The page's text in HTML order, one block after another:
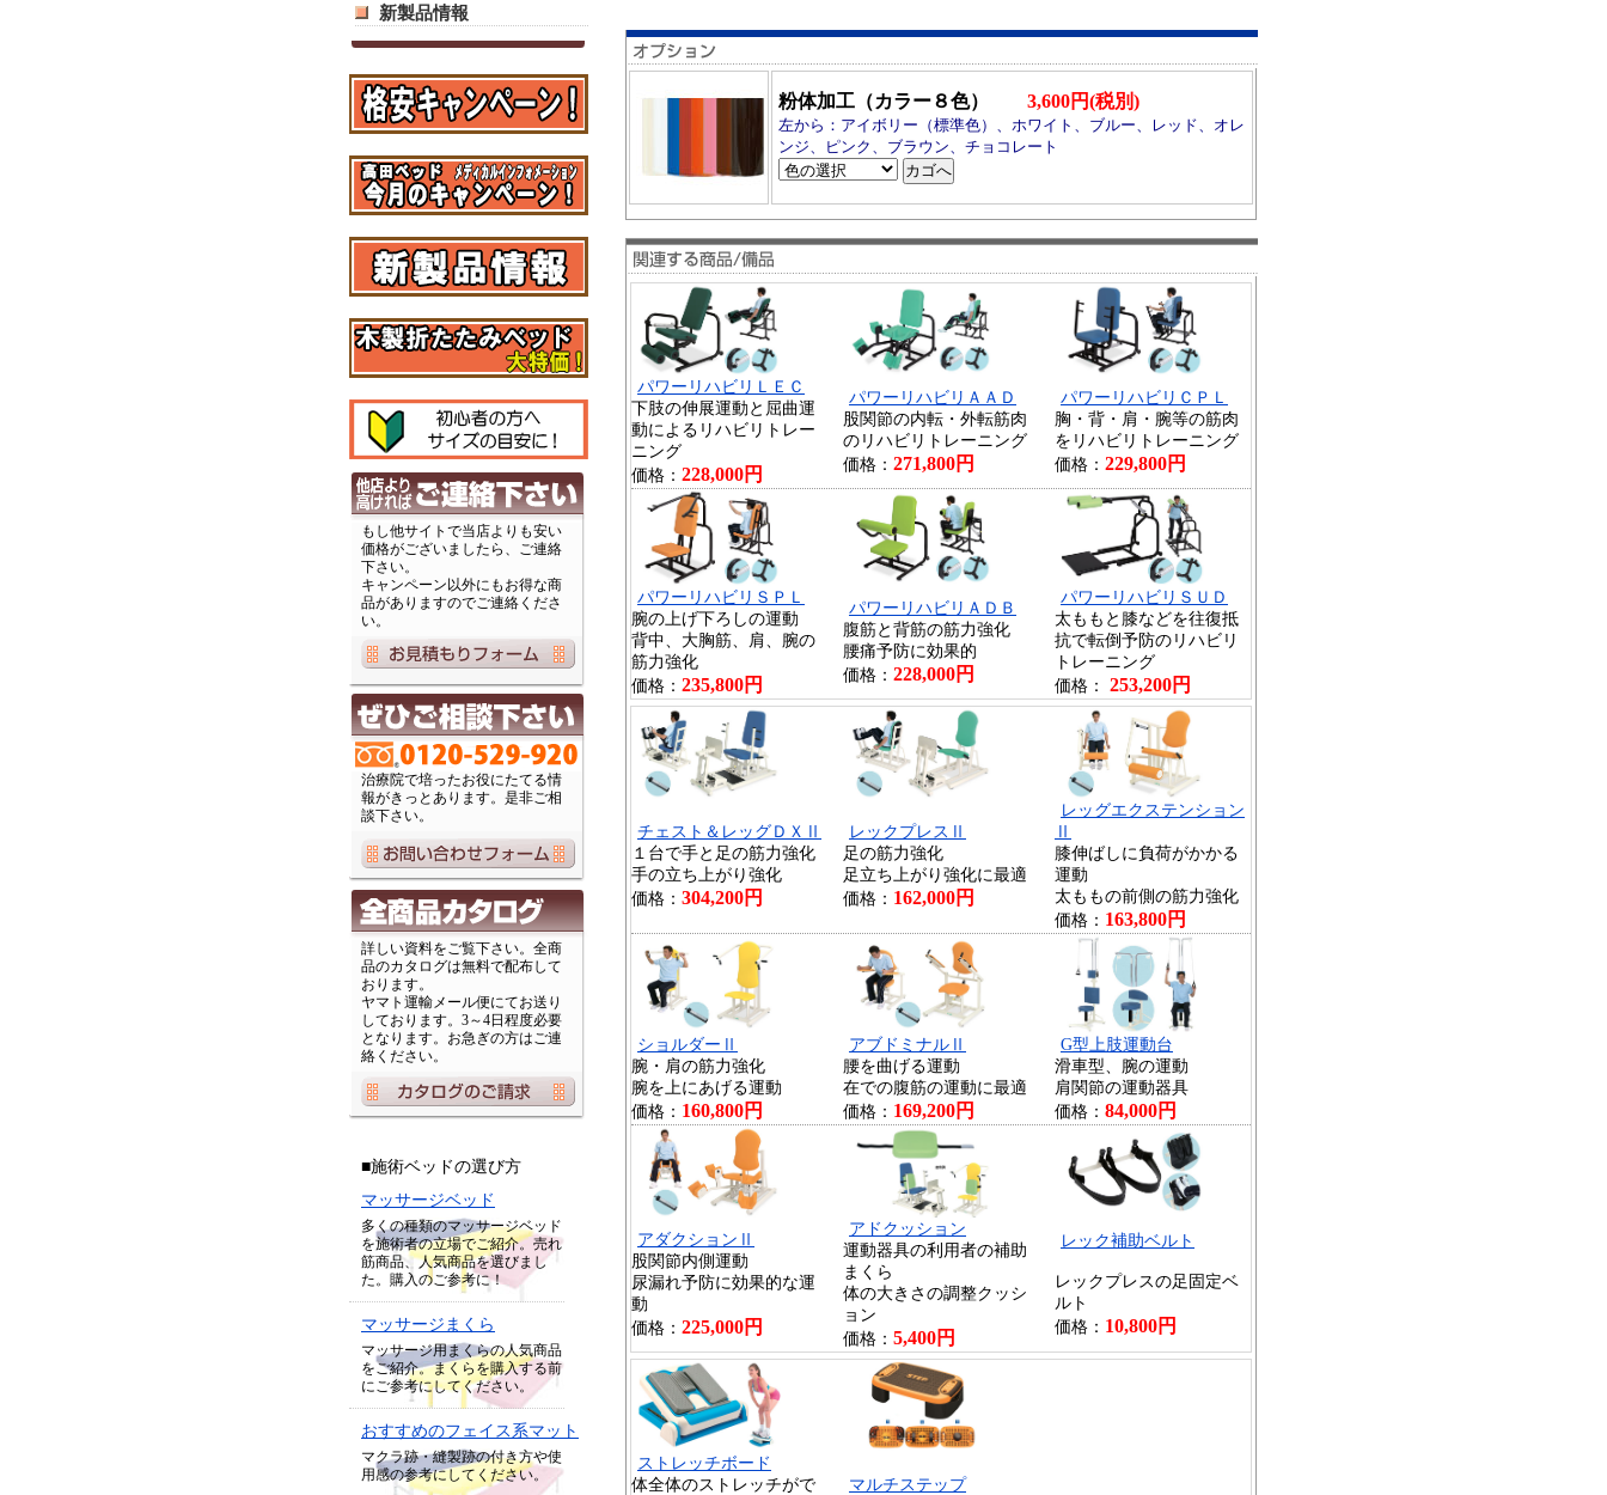
新製品情報
もし他サイトで当店よりも安い
価格がございましたら、ご連絡
下さい。
キャンペーン以外にもお得な商
品がありますのでご連絡くださ
い。
治療院で培ったお役にたてる情
報がきっとあります。是非ご相
談下さい。
詳しい資料をご覧下さい。全商
品のカタログは無料で配布して
おります。
ヤマト運輸メール便にてお送り
しております。3～4日程度必要
となります。お急ぎの方はご連
絡ください。
■施術ベッドの選び方
マッサージベッド
多くの種類のマッサージベッド
を施術者の立場でご紹介。売れ
筋商品、人気商品を選びまし
た。購入のご参考に！
マッサージまくら
マッサージ用まくらの人気商品
をご紹介。まくらを購入する前
にご参考にしてください。
おすすめのフェイス系マット
マクラ跡・縫製跡の付き方や使
用感の参考にしてください。
粉体加工（カラー８色） 3,600円(税別)
左から：アイボリー（標準色）、ホワイト、ブルー、レッド、オレ
ンジ、ピンク、ブラウン、チョコレート
パワーリハビリＬＥＣ
下肢の伸展運動と屈曲運
動によるリハビリトレー
ニング
価格： 228,000円
パワーリハビリＡＡＤ
股関節の内転・外転筋肉
のリハビリトレーニング
価格： 271,800円
パワーリハビリＣＰＬ
胸・背・肩・腕等の筋肉
をリハビリトレーニング
価格： 229,800円
パワーリハビリＳＰＬ
腕の上げ下ろしの運動
背中、大胸筋、肩、腕の
筋力強化
価格： 235,800円
パワーリハビリＡＤＢ
腹筋と背筋の筋力強化
腰痛予防に効果的
価格： 228,000円
パワーリハビリＳＵＤ
太ももと膝などを往復抵
抗で転倒予防のリハビリ
トレーニング
価格：
253,200円
チェスト＆レッグＤＸⅡ
１台で手と足の筋力強化
手の立ち上がり強化
価格： 304,200円
レックプレスⅡ
足の筋力強化
足立ち上がり強化に最適
価格： 162,000円
レッグエクステンション
膝伸ばしに負荷がかかる
運動
太ももの前側の筋力強化
価格： 163,800円
ショルダーⅡ
腕・肩の筋力強化
腕を上にあげる運動
価格： 160,800円
アブドミナルⅡ
腰を曲げる運動
在での腹筋の運動に最適
価格： 169,200円
G型上肢運動台
滑車型、腕の運動
肩関節の運動器具
価格： 84,000円
アダクションⅡ
股関節内側運動
尿漏れ予防に効果的な運
動
価格： 225,000円
アドクッション
運動器具の利用者の補助
まくら
体の大きさの調整クッシ
ョン
価格： 5,400円
レック補助ベルト
レックプレスの足固定ベ
ルト
価格： 10,800円
ストレッチボード
体全体のストレッチがで
マルチステップ